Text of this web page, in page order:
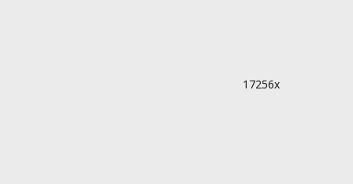
17256x